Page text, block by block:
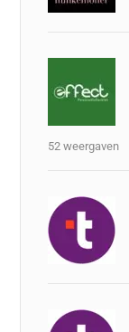
52 weergaven